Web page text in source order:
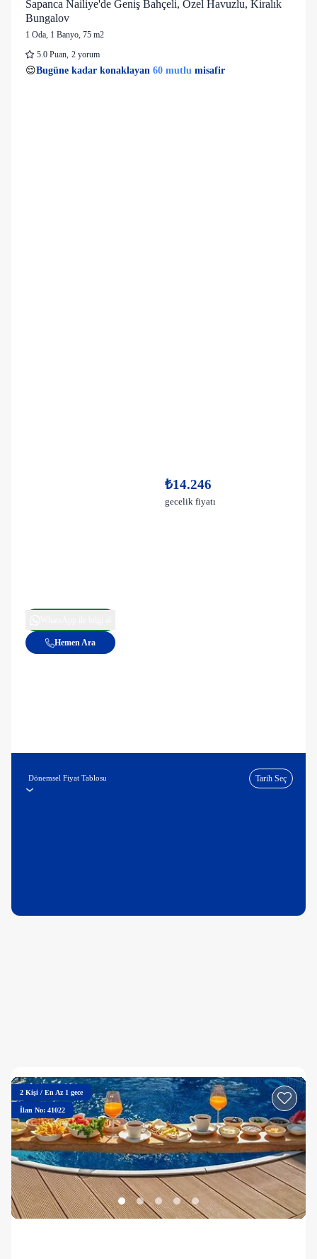
Sapanca Nailiye'de Geniş Bahçeli, Özel Havuzlu, Kiralık
Bungalov
1 Oda, 1 Banyo, 75 m2
5.0 Puan, 2 yorum
👀Son 1 saatte36 kişigörüntüledi
11 kişi
₺14.246
gecelik fiyatı
Hemen Ara
Dönemsel Fiyat Tablosu Tarih Seç
2 Kişi / En Az 1 gece
İlan No: 41022